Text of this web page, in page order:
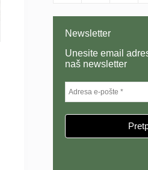
Newsletter
Unesite email
naš newsletter